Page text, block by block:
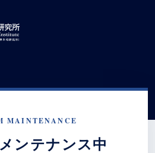
MAINTENANCE
ンテナンス中